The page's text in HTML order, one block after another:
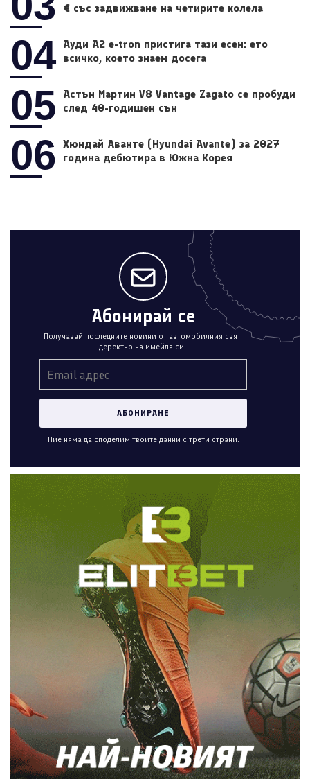
€ със задвижване на четирите колела
04 Ауди A2 e-tron пристига тази есен: ето
всичко, което знаем досега
05
Астън Мартин V8 Vantage Zagato се пробуди
след 40-годишен сън
06
Хюндай Аванте (Hyundai Avante) за 2027
година дебютира в Южна Корея
Абонирай се
Получавай последните новини от автомобилния свят
деректно на имейла си.
Ние няма да споделим твоите данни с трети страни.